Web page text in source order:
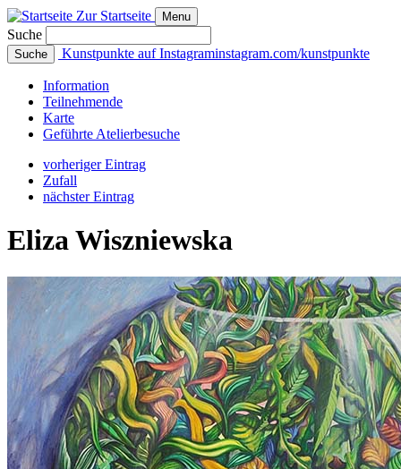
Zur Startseite Menu
Suche
Suche Kunstpunkte auf Instagraminstagram.com/kunstpunkte
Information
Teilnehmende
Karte
Geführte Atelierbesuche
vorheriger Eintrag
Zufall
nächster Eintrag
Eliza Wiszniewska